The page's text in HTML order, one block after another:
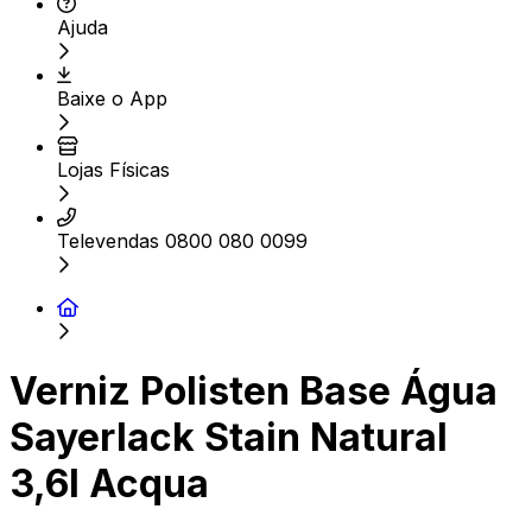
Ajuda
Baixe o App
Lojas Físicas
Televendas 0800 080 0099
Verniz Polisten Base Água
Sayerlack Stain Natural
3,6l Acqua